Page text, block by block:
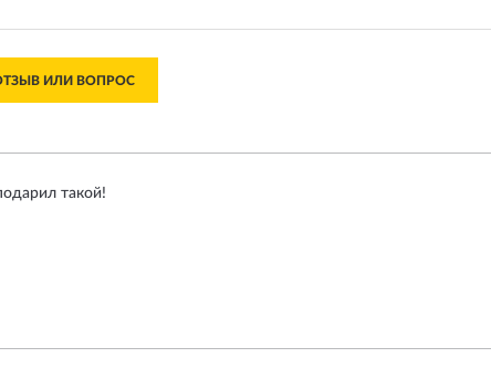
ИЛИ ВОПРОС
такой!